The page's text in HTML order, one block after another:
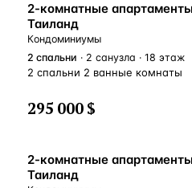
2-комнатные
Таиланд
Кондоминиумы
2 спальни · 2 санузла · 18 этаж
2 спальни 2 ванные комнаты
295 000 $
2-комнатные
Таиланд